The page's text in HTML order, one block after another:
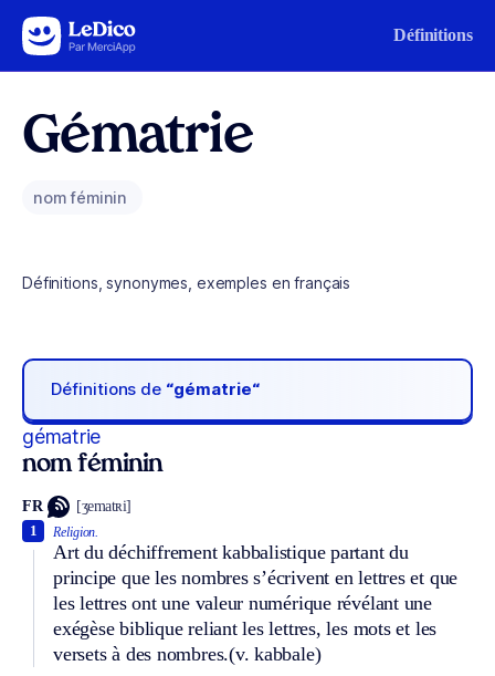
Aller au contenu Définitions
Gématrie
nom féminin
Définitions, synonymes, exemples en français
Définitions de “gématrie“
gématrie
nom féminin
FR [ʒematʀi]
Religion.
Art du déchiffrement kabbalistique partant du
principe que les nombres s’écrivent en lettres et que
les lettres ont une valeur numérique révélant une
exégèse biblique reliant les lettres, les mots et les
versets à des nombres.(v. kabbale)
1